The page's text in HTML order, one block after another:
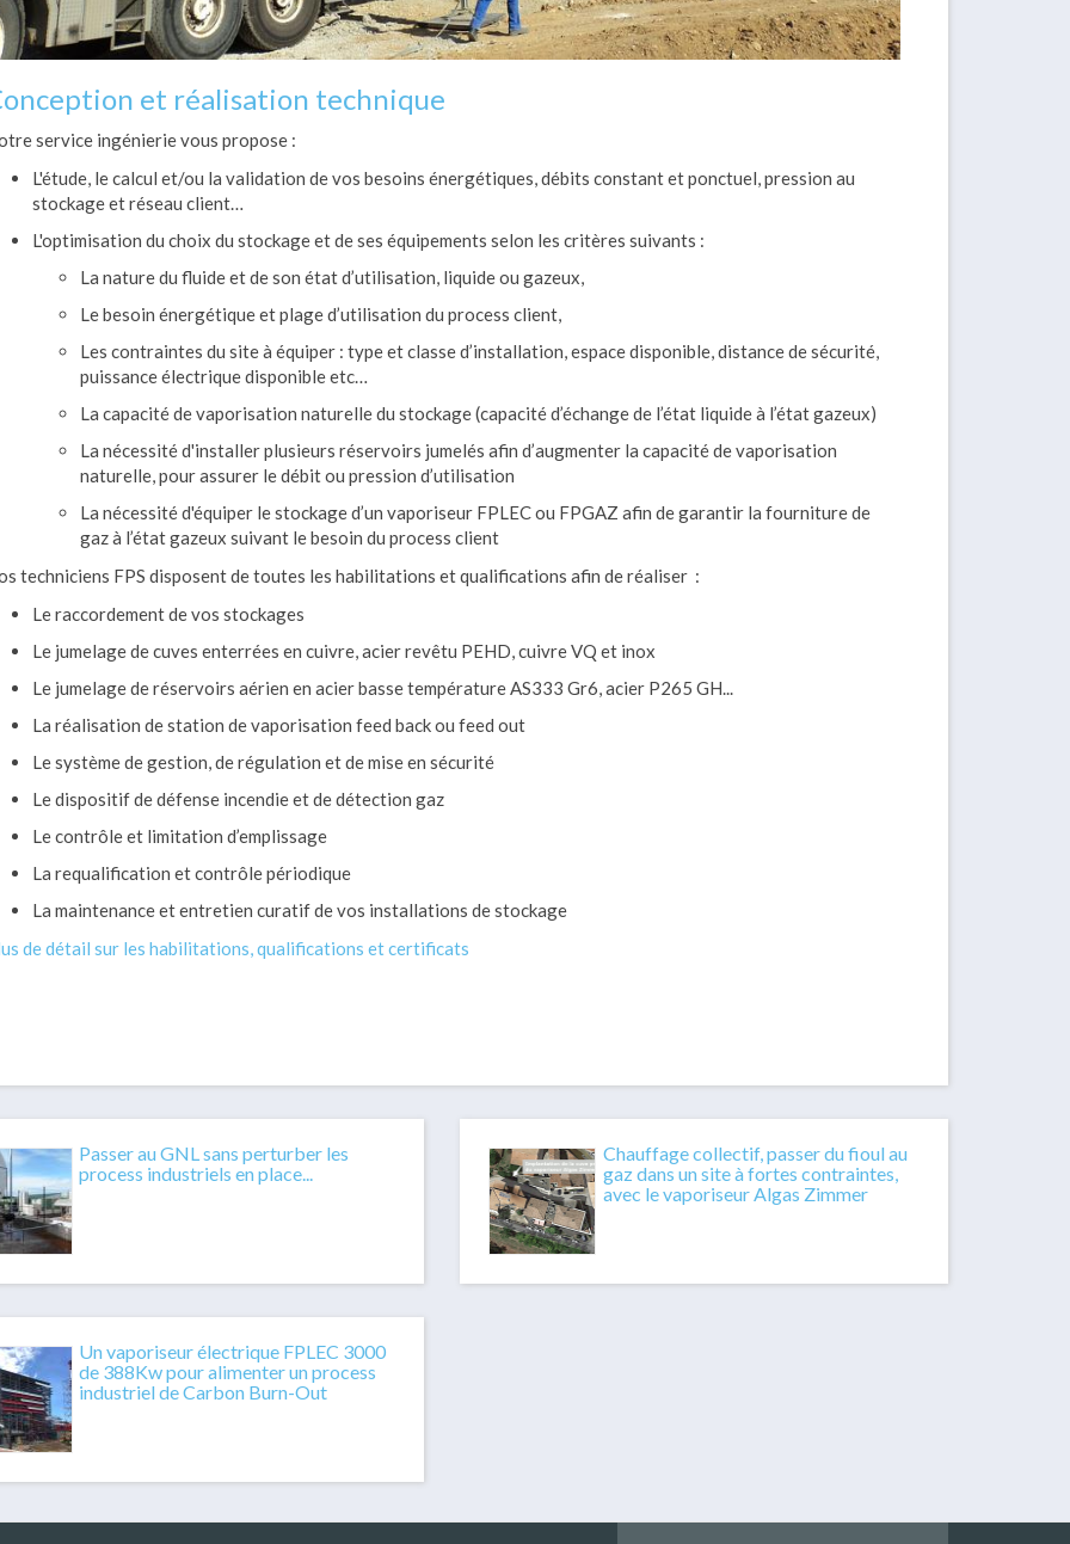
et réalisation technique
service ingénierie vous propose :
L'étude, le calcul et/ou la validation de vos besoins énergétiques, débits constant et ponctuel, pression au
stockage et réseau client…
L'optimisation du choix du stockage et de ses équipements selon les critères suivants :
La nature du fluide et de son état d’utilisation, liquide ou gazeux,
Le besoin énergétique et plage d’utilisation du process client,
Les contraintes du site à équiper : type et classe d’installation, espace disponible, distance de sécurité,
puissance électrique disponible etc…
La capacité de vaporisation naturelle du stockage (capacité d’échange de l’état liquide à l’état gazeux)
La nécessité d'installer plusieurs réservoirs jumelés afin d’augmenter la capacité de vaporisation
naturelle, pour assurer le débit ou pression d’utilisation
La nécessité d'équiper le stockage d’un vaporiseur FPLEC ou FPGAZ afin de garantir la fourniture de
gaz à l’état gazeux suivant le besoin du process client
techniciens FPS disposent de toutes les habilitations et qualifications afin de réaliser :
Le raccordement de vos stockages
Le jumelage de cuves enterrées en cuivre, acier revêtu PEHD, cuivre VQ et inox
Le jumelage de réservoirs aérien en acier basse température AS333 Gr6, acier P265 GH...
La réalisation de station de vaporisation feed back ou feed out
Le système de gestion, de régulation et de mise en sécurité
Le dispositif de défense incendie et de détection gaz
Le contrôle et limitation d’emplissage
La requalification et contrôle périodique
La maintenance et entretien curatif de vos installations de stockage
de détail sur les habilitations, qualifications et certificats
Passer au GNL sans perturber les
process industriels en place...
Chauffage collectif, passer du fioul au
gaz dans un site à fortes contraintes,
avec le vaporiseur Algas Zimmer
Un vaporiseur électrique FPLEC 3000
de 388Kw pour alimenter un process
industriel de Carbon Burn-Out